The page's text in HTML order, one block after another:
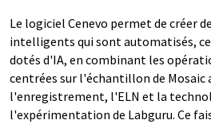
Le logiciel Cenevo permet de créer
intelligents qui sont automatisés,
dotés d'IA, en combinant les
centrées sur l'échantillon de Mosaic
l'enregistrement, l'ELN et la
l'expérimentation de Labguru. Ce